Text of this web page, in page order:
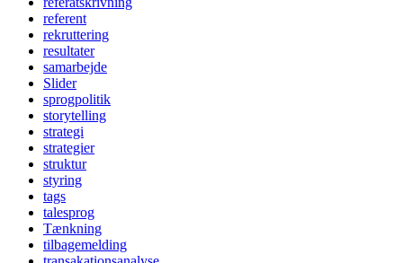
referent
rekruttering
resultater
samarbejde
Slider
sprogpolitik
storytelling
strategi
strategier
struktur
styring
tags
talesprog
Tænkning
tilbagemelding